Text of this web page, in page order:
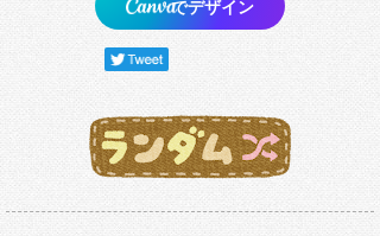
でデザイン